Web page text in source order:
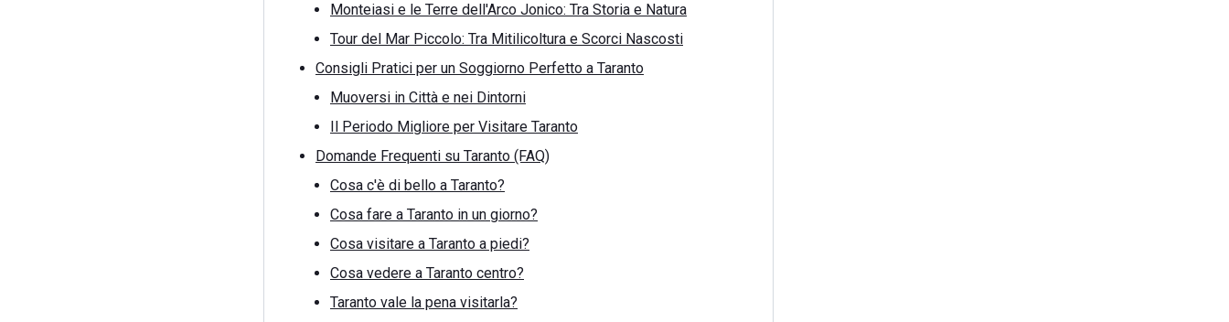
Monteiasi e le Terre dell'Arco Jonico: Tra Storia e Natura
Tour del Mar Piccolo: Tra Mitilicoltura e Scorci Nascosti
Consigli Pratici per un Soggiorno Perfetto a Taranto
Muoversi in Città e nei Dintorni
Il Periodo Migliore per Visitare Taranto
Domande Frequenti su Taranto (FAQ)
Cosa c'è di bello a Taranto?
Cosa fare a Taranto in un giorno?
Cosa visitare a Taranto a piedi?
Cosa vedere a Taranto centro?
Taranto vale la pena visitarla?